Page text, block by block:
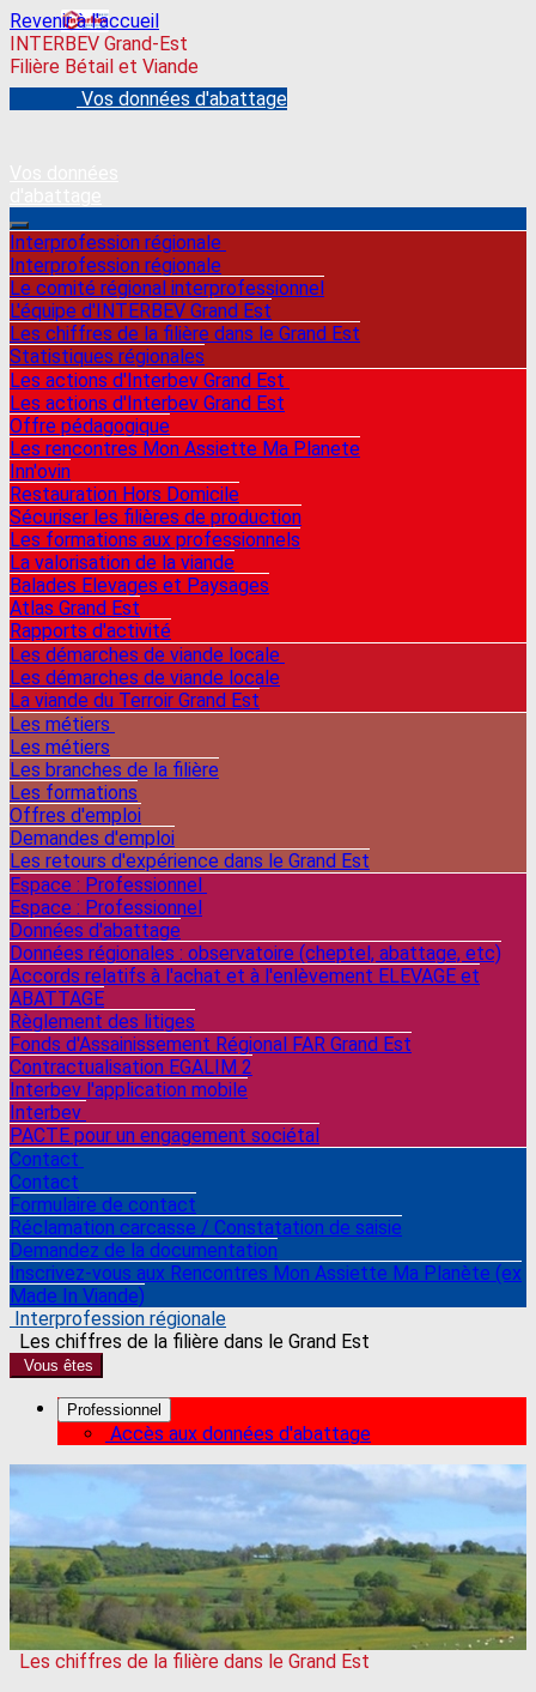
Revenir à l'accueil
INTERBEV Grand-Est
Filière Bétail et Viande
Vos données d'abattage
Interprofession régionale
Interprofession régionale
Le comité régional interprofessionnel
L'équipe d'INTERBEV Grand Est
Les chiffres de la filière dans le Grand Est
Statistiques régionales
Les actions d'Interbev Grand Est
Les actions d'Interbev Grand Est
Offre pédagogique
Les rencontres Mon Assiette Ma Planete
Inn'ovin
Restauration Hors Domicile
Sécuriser les filières de production
Les formations aux professionnels
La valorisation de la viande
Balades Elevages et Paysages
Atlas Grand Est
Rapports d'activité
Les démarches de viande locale
Les démarches de viande locale
La viande du Terroir Grand Est
Les métiers
Les métiers
Les branches de la filière
Les formations
Offres d'emploi
Demandes d'emploi
Les retours d'expérience dans le Grand Est
Espace : Professionnel
Espace : Professionnel
Données d'abattage
Données régionales : observatoire (cheptel, abattage, etc)
Accords relatifs à l'achat et à l'enlèvement ELEVAGE et
ABATTAGE
Règlement des litiges
Fonds d'Assainissement Régional FAR Grand Est
Contractualisation EGALIM 2
Interbev l'application mobile
Interbev
PACTE pour un engagement sociétal
Contact
Contact
Formulaire de contact
Réclamation carcasse / Constatation de saisie
Demandez de la documentation
Inscrivez-vous aux Rencontres Mon Assiette Ma Planète (ex
Made In Viande)
Interprofession régionale
Les chiffres de la filière dans le Grand Est
Vous êtes
Professionnel
Accès aux données d'abattage
Les chiffres de la filière dans le Grand Est